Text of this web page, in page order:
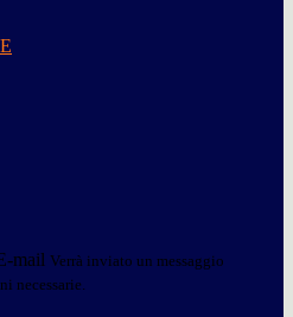
mail Verrà inviato un messaggio
necessarie.